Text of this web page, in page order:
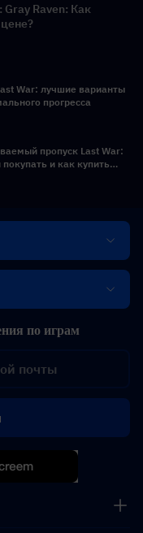
Gray Raven: Как
War: лучшие варианты
прогресса
пропуск Last War:
и как купить
по играм